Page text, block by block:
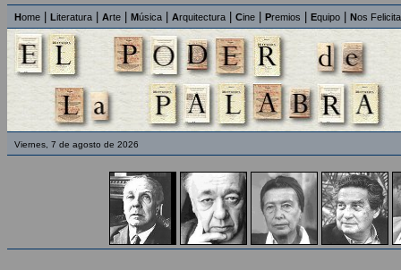
Home Literatura Arte Música Arquitectura Cine Premios Equipo Nos
Viernes, 7 de agosto de 2026